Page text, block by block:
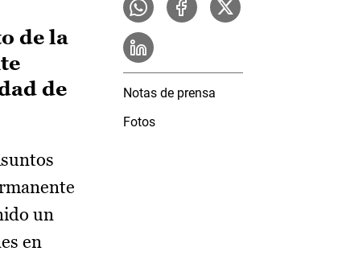
de la
de
un
en
Notas de prensa
Fotos